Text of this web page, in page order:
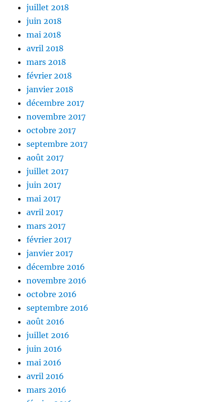
juillet 2018
juin 2018
mai 2018
avril 2018
mars 2018
février 2018
janvier 2018
décembre 2017
novembre 2017
octobre 2017
septembre 2017
août 2017
juillet 2017
juin 2017
mai 2017
avril 2017
mars 2017
février 2017
janvier 2017
décembre 2016
novembre 2016
octobre 2016
septembre 2016
août 2016
juillet 2016
juin 2016
mai 2016
avril 2016
mars 2016